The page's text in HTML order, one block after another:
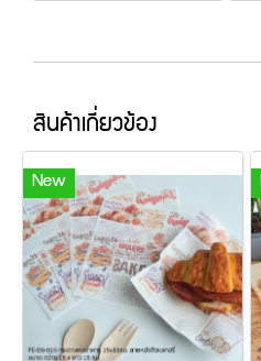
สินค้าเกี่ยวข้อง
New